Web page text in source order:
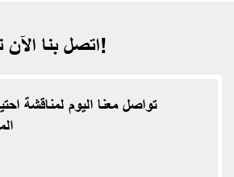
اتصل بنا الآن نود أن نسمع منك!
تواصل معنا اليوم لمناقشة